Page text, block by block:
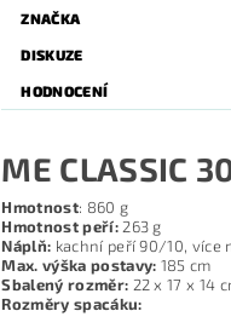
ZNAČKA
DISKUZE
HODNOCENÍ
ME CLASSIC
Hmotnost: 860 g
Hmotnost peří:263 g
Náplň: kachní peří 90/10, více
Max. výška postavy: 185 cm
Sbalený rozměr: 22 x 17 x 14
Rozměry spacáku: